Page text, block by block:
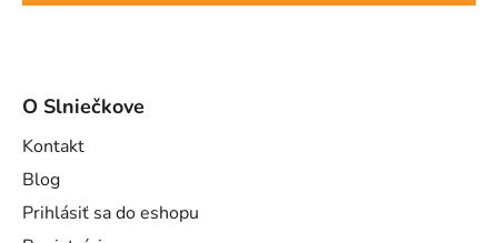
O Slniečkove
Kontakt
Blog
Prihlásiť sa do eshopu